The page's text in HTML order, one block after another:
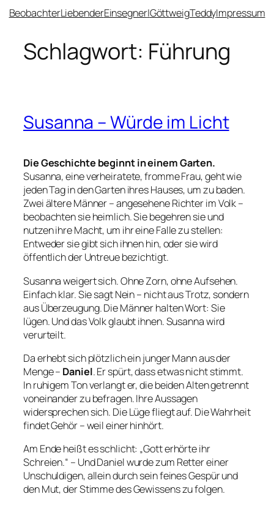
BeobachterLiebenderEinsegner|GöttweigTeddyImpressum
Schlagwort: Führung
Susanna – Würde im Licht
Die Geschichte beginnt in einem Garten.
Susanna, eine verheiratete, fromme Frau, geht wie
jeden Tag in den Garten ihres Hauses, um zu baden.
Zwei ältere Männer – angesehene Richter im Volk –
beobachten sie heimlich. Sie begehren sie und
nutzen ihre Macht, um ihr eine Falle zu stellen:
Entweder sie gibt sich ihnen hin, oder sie wird
öffentlich der Untreue bezichtigt.
Susanna weigert sich. Ohne Zorn, ohne Aufsehen.
Einfach klar. Sie sagt Nein – nicht aus Trotz, sondern
aus Überzeugung. Die Männer halten Wort: Sie
lügen. Und das Volk glaubt ihnen. Susanna wird
verurteilt.
Da erhebt sich plötzlich ein junger Mann aus der
Menge – Daniel. Er spürt, dass etwas nicht stimmt.
In ruhigem Ton verlangt er, die beiden Alten getrennt
voneinander zu befragen. Ihre Aussagen
widersprechen sich. Die Lüge fliegt auf. Die Wahrheit
findet Gehör – weil einer hinhört.
Am Ende heißt es schlicht: „Gott erhörte ihr
Schreien.“ – Und Daniel wurde zum Retter einer
Unschuldigen, allein durch sein feines Gespür und
den Mut, der Stimme des Gewissens zu folgen.